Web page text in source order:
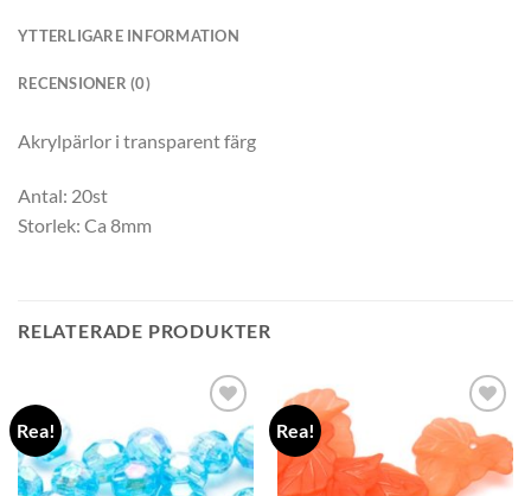
YTTERLIGARE INFORMATION
RECENSIONER (0)
Akrylpärlor i transparent färg
Antal: 20st
Storlek: Ca 8mm
RELATERADE PRODUKTER
Rea!
Lägg
till i
önskelistan
Rea!
Lägg
önskelistan